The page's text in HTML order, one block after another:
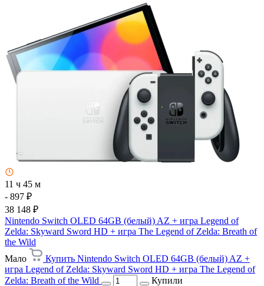
11 ч 45 м
- 897 ₽
38 148 ₽
Nintendo Switch OLED 64GB (белый) AZ + игра Legend of
Zelda: Skyward Sword HD + игра The Legend of Zelda: Breath of
the Wild
Мало
Купить Nintendo Switch OLED 64GB (белый) AZ +
игра Legend of Zelda: Skyward Sword HD + игра The Legend of
Zelda: Breath of the Wild
Купили